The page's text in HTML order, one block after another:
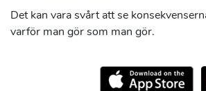
Det kan vara svårt att se
varför man gör som man gör.